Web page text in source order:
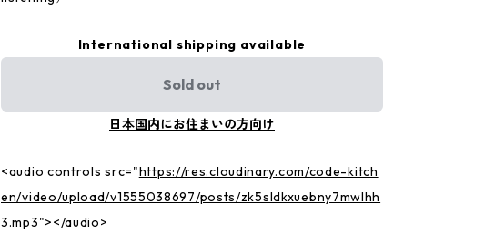
International shipping available
Sold out
日本国内にお住まいの方向け
<audio controls src="https://res.cloudinary.com/code-kitch
en/video/upload/v1555038697/posts/zk5sldkxuebny7mwlhh
3.mp3"></audio>